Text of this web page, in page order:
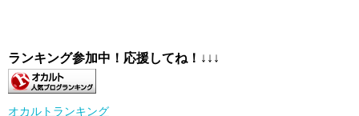
ランキング参加中！応援してね！ ↓↓↓
オカルトランキング